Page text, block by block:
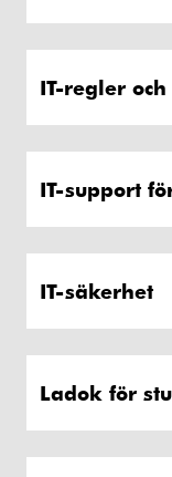
IT-regler
IT-support
IT-säkerhet
Ladok för